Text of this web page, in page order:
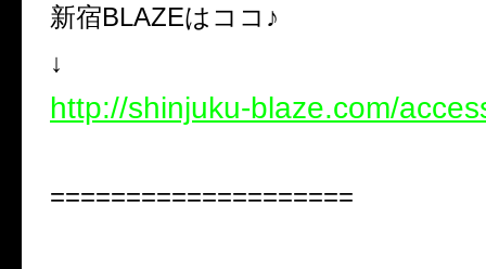
新宿BLAZEはココ♪
↓
http://shinjuku-blaze.com/
====================